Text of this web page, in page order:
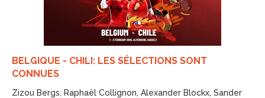
BELGIQUE - CHILI: LES SÉLECTIONS SONT
CONNUES
Zizou Bergs, Raphaël Collignon, Alexander Blockx, Sander